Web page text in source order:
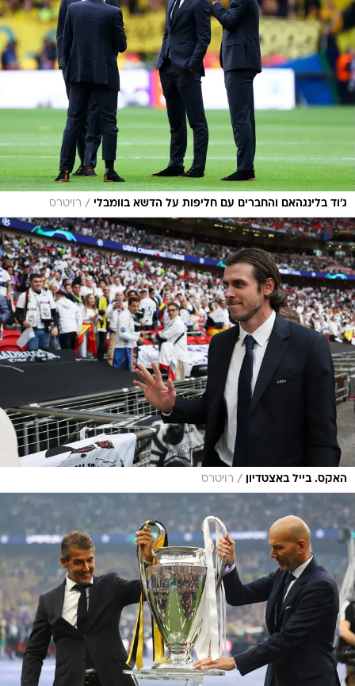
ג'וד בלינגהאם והחברים עם חליפות על הדשא בוומבלי / רויטרס
האקס. בייל באצטדיון / רויטרס